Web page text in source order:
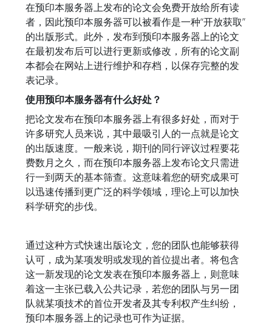
在预印本服务器上发布的论文会免费开放给所有读
者，因此预印本服务器可以被看作是一种“开放获取”
的出版形式。此外，发布到预印本服务器上的论文
在最初发布后可以进行更新或修改，所有的论文副
本都会在网站上进行维护和存档，以保存完整的发
表记录。
使用预印本服务器有什么好处？
把论文发布在预印本服务器上有很多好处，而对于
许多研究人员来说，其中最吸引人的一点就是论文
的出版速度。一般来说，期刊的同行评议过程要花
费数月之久，而在预印本服务器上发布论文只需进
行一到两天的基本筛查。这意味着您的研究成果可
以迅速传播到更广泛的科学领域，理论上可以加快
科学研究的步伐。
通过这种方式快速出版论文，您的团队也能够获得
认可，成为某项发明或发现的首位提出者。将包含
这一新发现的论文发表在预印本服务器上，则意味
着这一主张已载入公共记录，若您的团队与另一团
队就某项技术的首位开发者及其专利权产生纠纷，
预印本服务器上的记录也可作为证据。